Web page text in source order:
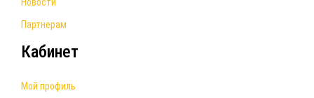
Партнерам
Кабинет
Мой профиль